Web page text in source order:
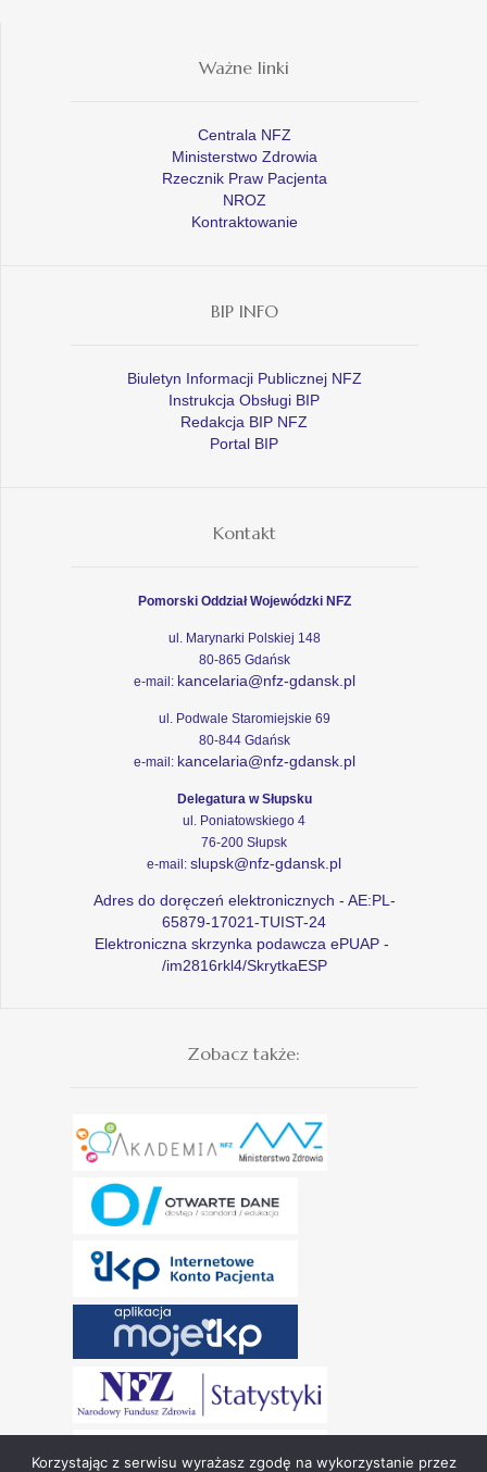
Ważne linki
Centrala NFZ
Ministerstwo Zdrowia
Rzecznik Praw Pacjenta
NROZ
Kontraktowanie
BIP INFO
Biuletyn Informacji Publicznej NFZ
Instrukcja Obsługi BIP
Redakcja BIP NFZ
Portal BIP
Kontakt
Pomorski Oddział Wojewódzki NFZ
ul. Marynarki Polskiej 148
80-865 Gdańsk
e-mail: kancelaria@nfz-gdansk.pl
ul. Podwale Staromiejskie 69
80-844 Gdańsk
e-mail: kancelaria@nfz-gdansk.pl
Delegatura w Słupsku
ul. Poniatowskiego 4
76-200 Słupsk
e-mail: slupsk@nfz-gdansk.pl
Adres do doręczeń elektronicznych - AE:PL-
65879-17021-TUIST-24
Elektroniczna skrzynka podawcza ePUAP -
/im2816rkl4/SkrytkaESP
Zobacz także:
Korzystając z serwisu wyrażasz zgodę na wykorzystanie przez